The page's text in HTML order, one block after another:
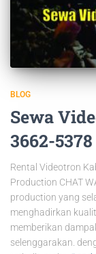
BLOG
Sewa
3662-5378
Rental Videotron
Production CHAT
production yang
menghadirkan
memberikan
selenggarakan.